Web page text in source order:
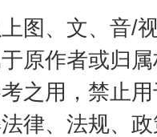
上图、文、音/
原作者或归
之用，禁止
律、法规、